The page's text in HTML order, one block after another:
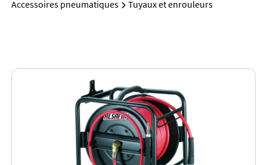
Accessoires pneumatiques
Tuyaux et enrouleurs